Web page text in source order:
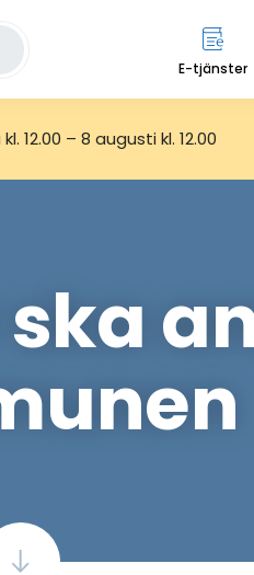
E-tjänster
– 8 augusti kl. 12.00